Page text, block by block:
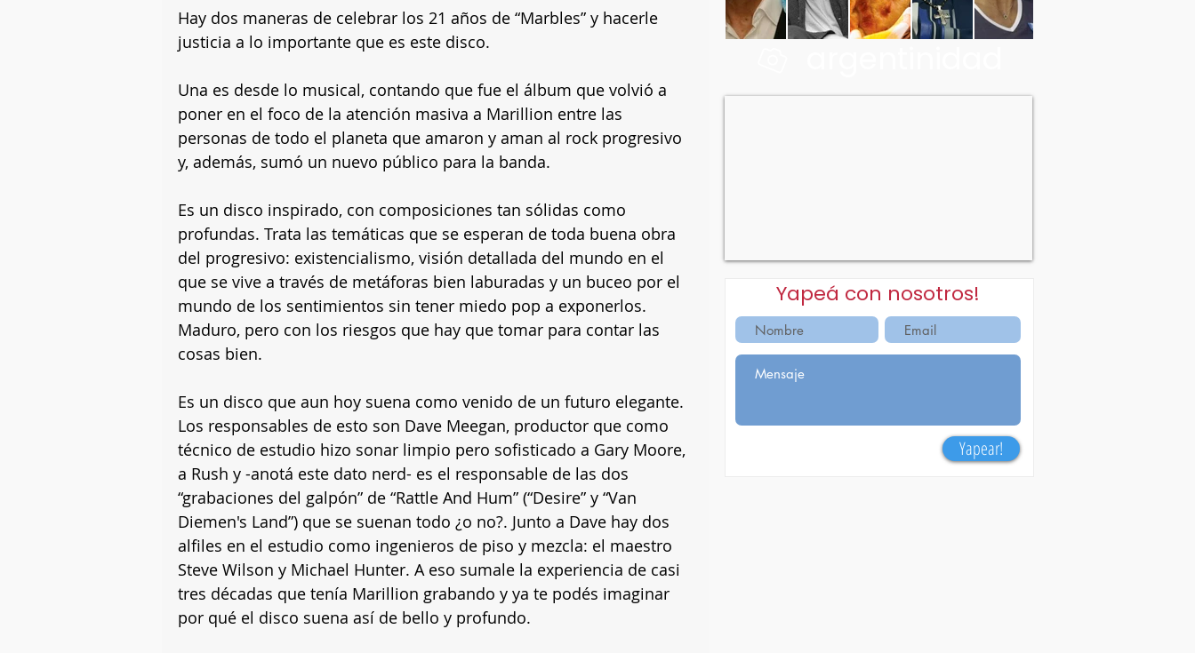
Hay dos maneras de celebrar los 21 años de “Marbles” y hacerle
justicia a lo importante que es este disco.
Una es desde lo musical, contando que fue el álbum que volvió a
poner en el foco de la atención masiva a Marillion entre las
personas de todo el planeta que amaron y aman al rock progresivo
y, además, sumó un nuevo público para la banda.
Es un disco inspirado, con composiciones tan sólidas como
profundas. Trata las temáticas que se esperan de toda buena obra
del progresivo: existencialismo, visión detallada del mundo en el
que se vive a través de metáforas bien laburadas y un buceo por el
mundo de los sentimientos sin tener miedo pop a exponerlos.
Maduro, pero con los riesgos que hay que tomar para contar las
cosas bien.
Es un disco que aun hoy suena como venido de un futuro elegante.
Los responsables de esto son Dave Meegan, productor que como
técnico de estudio hizo sonar limpio pero sofisticado a Gary Moore,
a Rush y -anotá este dato nerd- es el responsable de las dos
“grabaciones del galpón” de “Rattle And Hum” (“Desire” y “Van
Diemen's Land”) que se suenan todo ¿o no?. Junto a Dave hay dos
alfiles en el estudio como ingenieros de piso y mezcla: el maestro
Steve Wilson y Michael Hunter. A eso sumale la experiencia de casi
tres décadas que tenía Marillion grabando y ya te podés imaginar
por qué el disco suena así de bello y profundo.
Yapeá con nosotros!
Yapear!